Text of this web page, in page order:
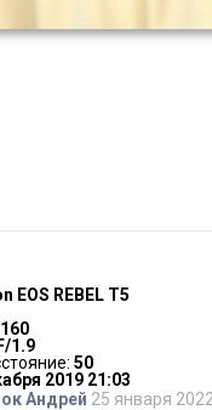
EOS REBEL T5
F/1.9
50
2019 21:03
Андрей 25 января